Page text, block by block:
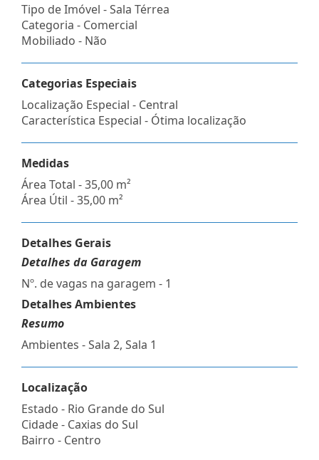
Tipo de Imóvel - Sala Térrea
Categoria - Comercial
Mobiliado - Não
Categorias Especiais
Localização Especial - Central
Característica Especial - Ótima localização
Medidas
Área Total - 35,00 m²
Área Útil - 35,00 m²
Detalhes Gerais
Detalhes da Garagem
Nº. de vagas na garagem - 1
Detalhes Ambientes
Resumo
Ambientes - Sala 2, Sala 1
Localização
Estado - Rio Grande do Sul
Cidade - Caxias do Sul
Bairro - Centro